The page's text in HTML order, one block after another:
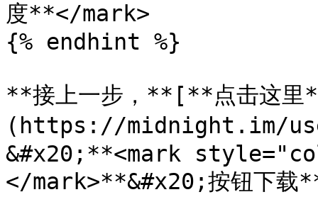
度**</mark>
{% endhint %}
**接上一步，**[**点击这
(https://midnight.im/
&#x20;**<mark
</mark>**&#x20;按钮下载